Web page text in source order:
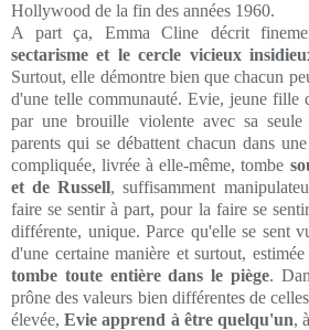
Hollywood de la fin des années 1960.
A part ça, Emma Cline décrit
sectarisme et le cercle vicieux
Surtout, elle démontre bien que chacun
d'une telle communauté. Evie, jeune fille
par une brouille violente avec sa seule
parents qui se débattent chacun dans
compliquée, livrée à elle-même, tombe
et de Russell, suffisamment
faire se sentir à part, pour la faire se
différente, unique. Parce qu'elle se sent
d'une certaine manière et surtout,
tombe toute entière dans le piège.
prône des valeurs bien différentes de
élevée,Evie apprend à être quelqu'un,